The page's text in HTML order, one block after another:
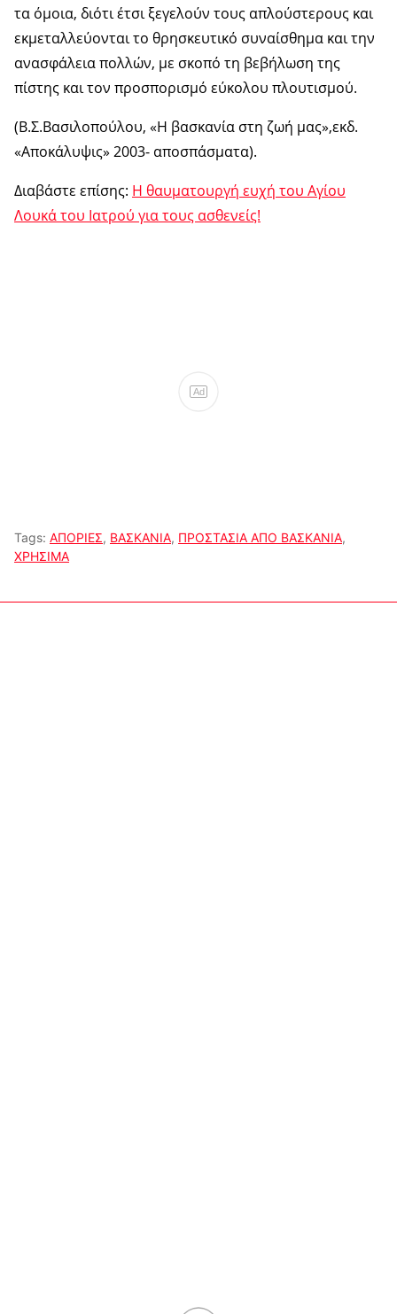
τα όμοια, διότι έτσι ξεγελούν τους απλούστερους και
εκμεταλλεύονται το θρησκευτικό συναίσθημα και την
ανασφάλεια πολλών, με σκοπό τη βεβήλωση της
πίστης και τον προσπορισμό εύκολου πλουτισμού.
(Β.Σ.Βασιλοπούλου, «Η βασκανία στη ζωή μας»,εκδ.
«Αποκάλυψις» 2003- αποσπάσματα).
Διαβάστε επίσης: Η θαυματουργή ευχή του Αγίου
Λουκά του Ιατρού για τους ασθενείς!
Ad
Tags: ΑΠΟΡΙΕΣ, ΒΑΣΚΑΝΙΑ, ΠΡΟΣΤΑΣΙΑ ΑΠΟ ΒΑΣΚΑΝΙΑ,
ΧΡΗΣΙΜΑ